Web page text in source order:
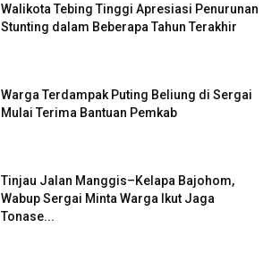
Walikota Tebing Tinggi Apresiasi Penurunan
Stunting dalam Beberapa Tahun Terakhir
Warga Terdampak Puting Beliung di Sergai
Mulai Terima Bantuan Pemkab
Tinjau Jalan Manggis–Kelapa Bajohom,
Wabup Sergai Minta Warga Ikut Jaga
Tonase...